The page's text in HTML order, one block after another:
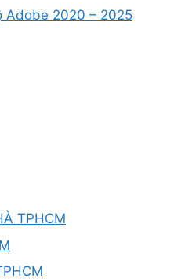
Adobe 2020 – 2025
TPHCM